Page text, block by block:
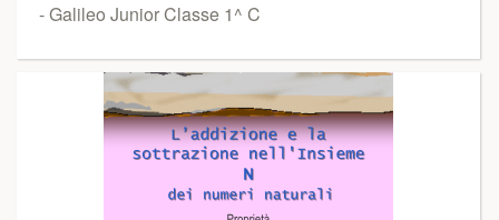
- Galileo Junior Classe 1^ C